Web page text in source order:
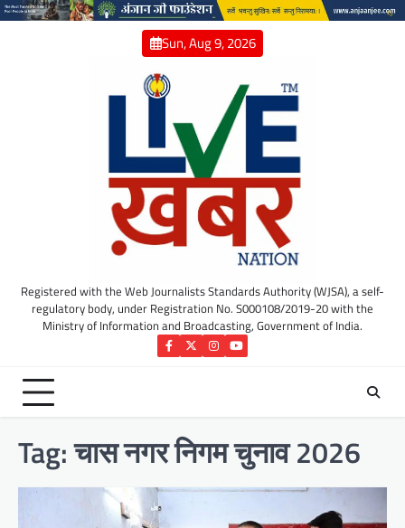
Skip
Sun, Aug 9, 2026
Registered with the Web Journalists Standards Authority (WJSA), a self-
regulatory body, under Registration No. S000108/2019-20 with the
Ministry of Information and Broadcasting, Government of India.
Facebook
TwitterInstagram
YouTube
Tag:चास नगर निगम चुनाव 2026